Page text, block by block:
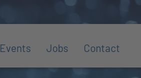
Events Jobs Contact